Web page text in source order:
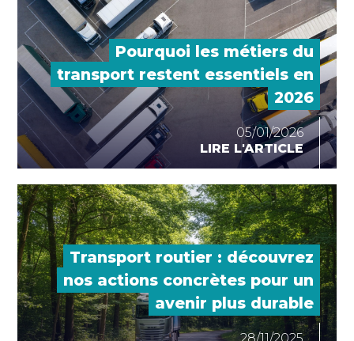
Pourquoi les métiers du
transport restent essentiels en
2026
05/01/2026
LIRE L'ARTICLE
Transport routier : découvrez
nos actions concrètes pour un
avenir plus durable